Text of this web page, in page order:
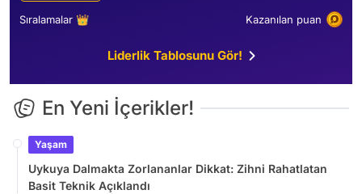
Sıralamalar 👑 Kazanılan puan
Liderlik Tablosunu Gör!
En Yeni İçerikler!
Yaşam
Uykuya Dalmakta Zorlananlar Dikkat: Zihni Rahatlatan
Basit Teknik Açıklandı